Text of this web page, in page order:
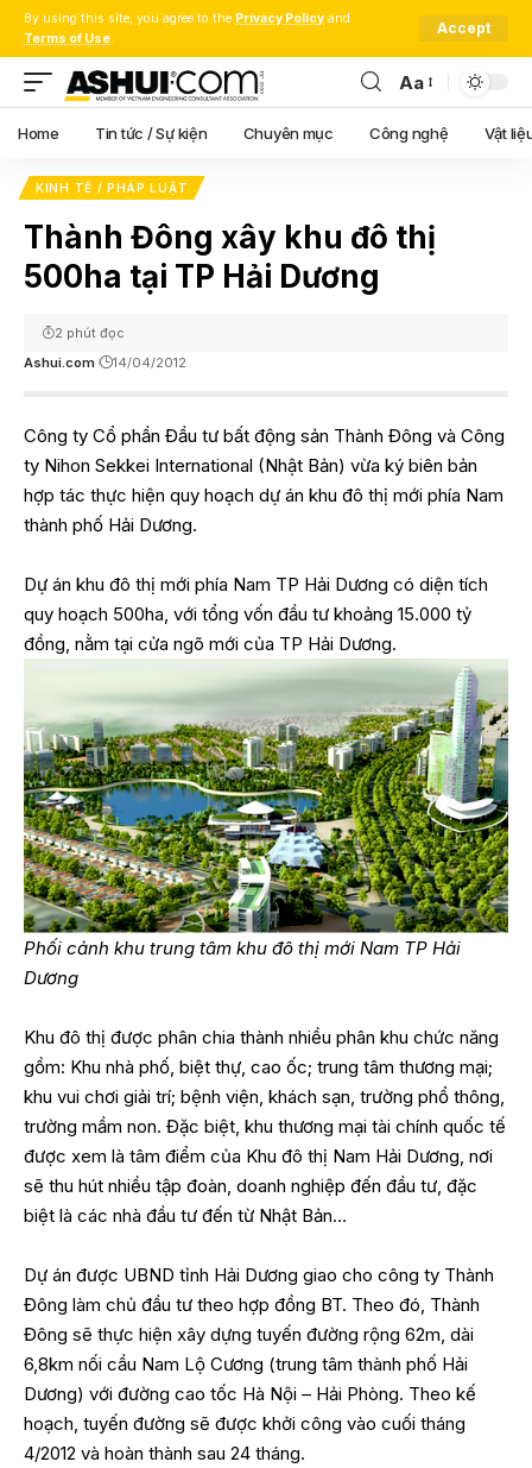
By using this site, you agree to the Privacy Policy and
Terms of Use.
Accept
Font
Resizer
Aa
Home Tin tức / Sự kiện Chuyên mục Công nghệ Vật
KINH TẾ / PHÁP LUẬT
Thành Đông xây khu đô thị
500ha tại TP Hải Dương
Ashui.com 14/04/2012
2 phút đọc
Công ty Cổ phần Đầu tư bất động sản Thành Đông và Công
ty Nihon Sekkei International (Nhật Bản) vừa ký biên bản
hợp tác thực hiện quy hoạch dự án khu đô thị mới phía Nam
thành phố Hải Dương.
Dự án khu đô thị mới phía Nam TP Hải Dương có diện tích
quy hoạch 500ha, với tổng vốn đầu tư khoảng 15.000 tỷ
đồng, nằm tại cửa ngõ mới của TP Hải Dương.
Phối cảnh khu trung tâm khu đô thị mới Nam TP Hải
Dương
Khu đô thị được phân chia thành nhiều phân khu chức năng
gồm: Khu nhà phố, biệt thự, cao ốc; trung tâm thương mại;
khu vui chơi giải trí; bệnh viện, khách sạn, trường phổ thông,
trường mầm non. Đặc biệt, khu thương mại tài chính quốc tế
được xem là tâm điểm của Khu đô thị Nam Hải Dương, nơi
sẽ thu hút nhiều tập đoàn, doanh nghiệp đến đầu tư, đặc
biệt là các nhà đầu tư đến từ Nhật Bản…
Dự án được UBND tỉnh Hải Dương giao cho công ty Thành
Đông làm chủ đầu tư theo hợp đồng BT. Theo đó, Thành
Đông sẽ thực hiện xây dựng tuyến đường rộng 62m, dài
6,8km nối cầu Nam Lộ Cương (trung tâm thành phố Hải
Dương) với đường cao tốc Hà Nội – Hải Phòng. Theo kế
hoạch, tuyến đường sẽ được khởi công vào cuối tháng
4/2012 và hoàn thành sau 24 tháng.